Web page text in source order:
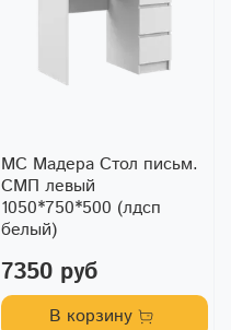
МС Мадера Стол письм.
СМП левый
1050*750*500 (лдсп
белый)
7350 руб
В корзину